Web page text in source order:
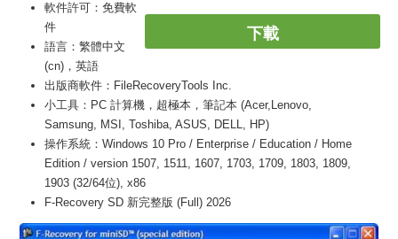
下載
軟件許可：免費軟
件
語言：繁體中文
(cn)，英語
出版商軟件：FileRecoveryTools Inc.
小工具：PC 計算機，超極本，筆記本 (Acer,Lenovo,
Samsung, MSI, Toshiba, ASUS, DELL, HP)
操作系統：Windows 10 Pro / Enterprise / Education / Home
Edition / version 1507, 1511, 1607, 1703, 1709, 1803, 1809,
1903 (32/64位), x86
F-Recovery SD 新完整版 (Full) 2026